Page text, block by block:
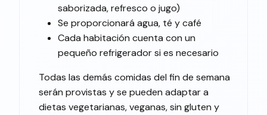
saborizada, refresco o jugo)
Se proporcionará agua, té y café
Cada habitación cuenta con un
pequeño refrigerador si es necesario
Todas las demás comidas del fin de semana
serán provistas y se pueden adaptar a
dietas vegetarianas, veganas, sin gluten y